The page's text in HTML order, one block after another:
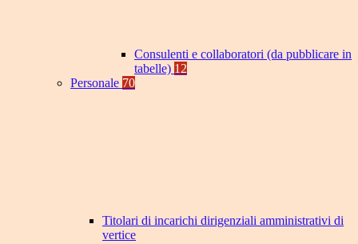
Consulenti e collaboratori (da pubblicare in
tabelle) 12
Personale 70
Titolari di incarichi dirigenziali amministrativi di
vertice